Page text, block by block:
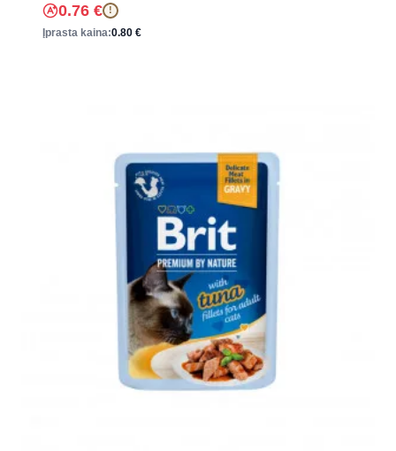
0.76 € !
Įprasta kaina:0.80 €